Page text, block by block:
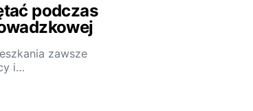
podczas
zawsze
i…